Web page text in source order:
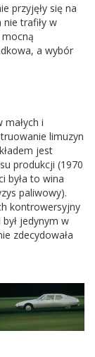
przyjęły się na
nie trafiły w
a wybór
i
limuzyn
jest
produkcji (1970
była to wina
paliwowy).
kontrowersyjny
jedynym w
zdecydowała